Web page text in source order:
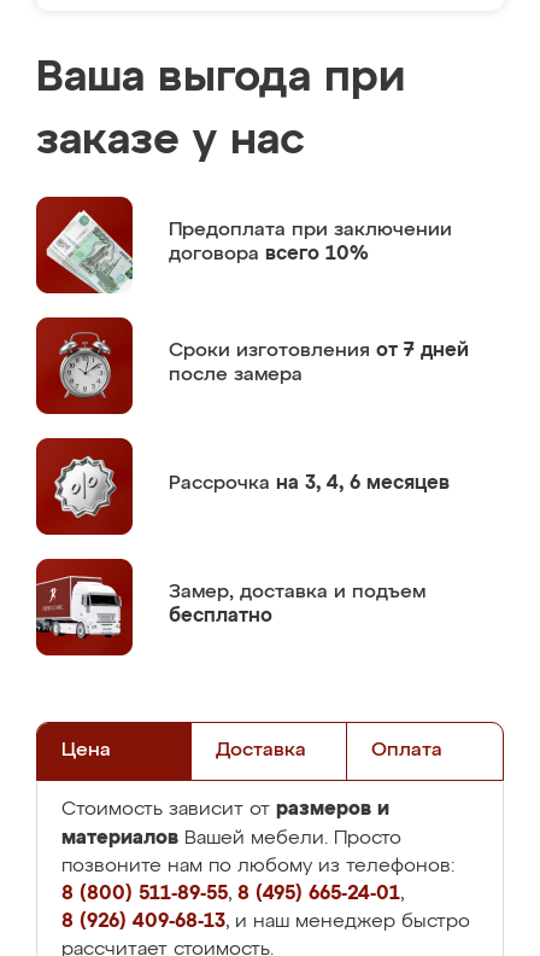
Ваша выгода при
заказе у нас
Предоплата при заключении
договора всего 10%
Сроки изготовления от 7 дней
после замера
Рассрочка на 3, 4, 6 месяцев
Замер, доставка и подъем
бесплатно
Цена Доставка Оплата
Стоимость зависит от размеров и
материалов Вашей мебели. Просто
позвоните нам по любому из телефонов:
8 (800) 511-89-55, 8 (495) 665-24-01,
8 (926) 409-68-13, и наш менеджер быстро
рассчитает стоимость.